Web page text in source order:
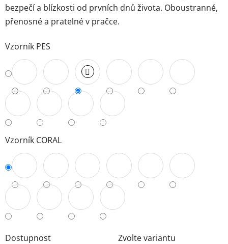
bezpečí a blízkosti od prvních dnů života. Oboustranné,
přenosné a pratelné v pračce.
Vzorník PES
Vzorník CORAL
Dostupnost Zvolte variantu